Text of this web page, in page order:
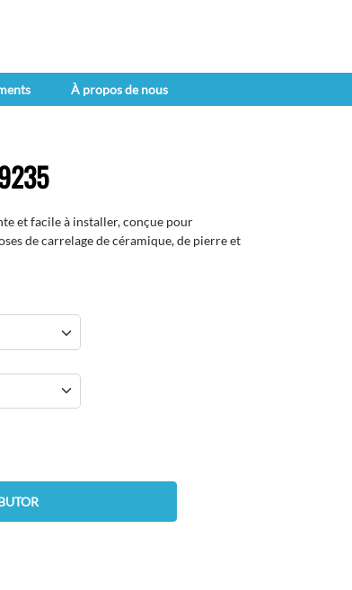
À propos de nous
et facile à installer, conçue pour
de carrelage de céramique, de pierre et